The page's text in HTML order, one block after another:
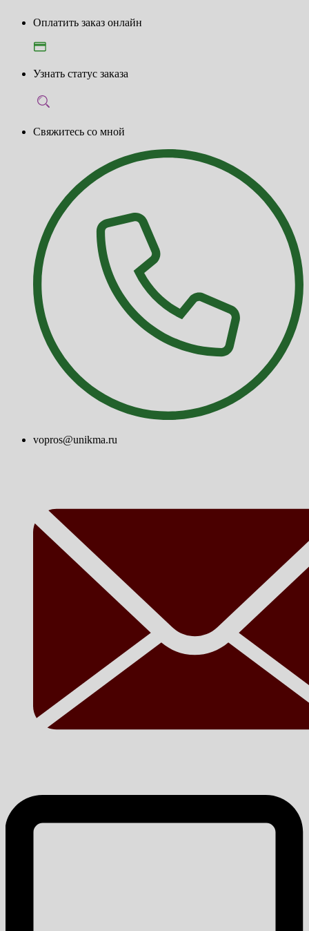
Оплатить заказ онлайн
Узнать статус заказа
Свяжитесь со мной
vopros@unikma.ru